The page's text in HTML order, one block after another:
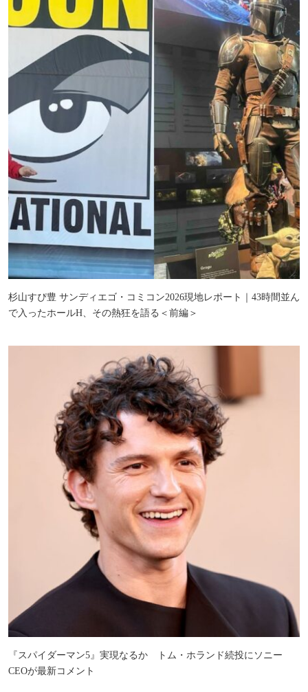
杉山すぴ豊 サンディエゴ・コミコン2026現地レポート｜43時間並ん
で入ったホールH、その熱狂を語る＜前編＞
『スパイダーマン5』実現なるか トム・ホランド続投にソニー
CEOが最新コメント